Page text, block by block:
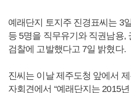
예래단지 토지주 진경표씨는 3
등 5명을 직무유기와 직권남용,
검찰에 고발했다고 7일 밝혔다.
진씨는 이날 제주도청 앞에서
자회견에서 “예래단지는 2015